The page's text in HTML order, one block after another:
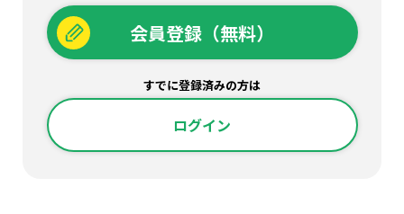
会員登録（無料）
すでに登録済みの方は
ログイン